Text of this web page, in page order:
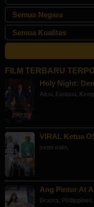
FILM TERBARU
Holy Night:
Aksi, Fantasi,
VIRAL Ketua
semi indo,
Ang Pintor At
Drama, Philippines